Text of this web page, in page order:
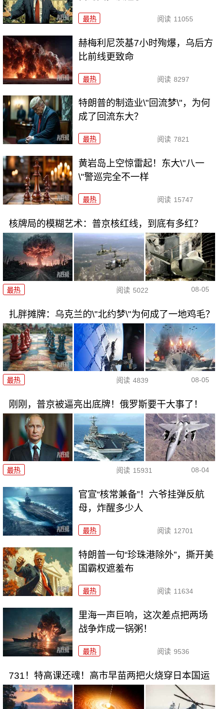
最热 阅读 11055
赫梅利尼茨基7小时殉爆，乌后方
比前线更致命
最热 阅读 8297
特朗普的制造业\"回流梦\"，为何
成了回流东大？
最热 阅读 7821
黄岩岛上空惊雷起！东大\"八一
\"警巡完全不一样
最热 阅读 15747
核牌局的模糊艺术：普京核红线，到底有多红？
最热 阅读 5022 08-05
扎胖摊牌：乌克兰的\"北约梦\"为何成了一地鸡毛？
最热 阅读 4839 08-05
刚刚，普京被逼亮出底牌！俄罗斯要干大事了！
最热 阅读 15931 08-04
官宣“核常兼备”！六爷挂弹反航
母，炸醒多少人
最热 阅读 12701
特朗普一句“珍珠港除外”，撕开美
国霸权遮羞布
最热 阅读 11634
里海一声巨响，这次差点把两场
战争炸成一锅粥！
最热 阅读 9536
731！特高课还魂！高市早苗两把火烧穿日本国运